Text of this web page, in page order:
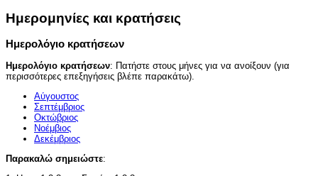
Ημερομηνίες και κρατήσεις
Ημερολόγιο κρατήσεων
Ημερολόγιο κρατήσεων: Πατήστε στους μήνες για να ανοίξουν (για
περισσότερες επεξηγήσεις βλέπε παρακάτω).
Αύγουστος
Σεπτέμβριος
Οκτώβριος
Νοέμβιος
Δεκέμβριος
Παρακαλώ σημειώστε: